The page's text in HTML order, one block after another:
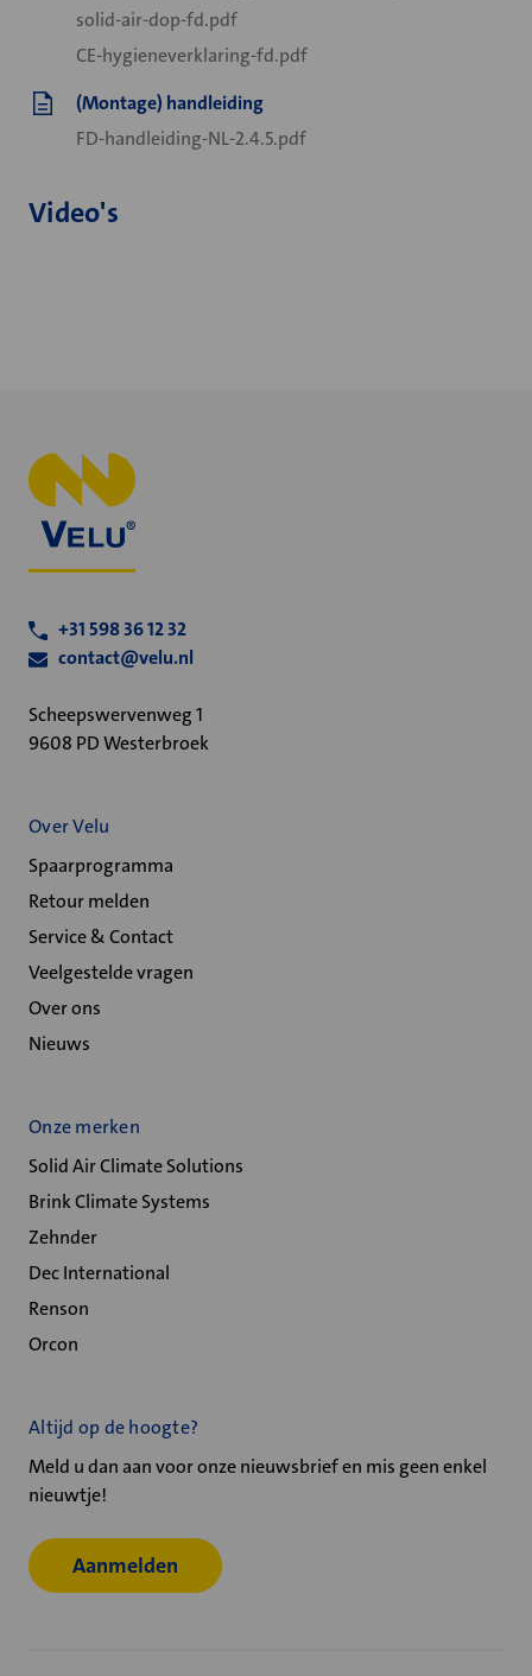
solid-air-dop-fd.pdf
CE-hygieneverklaring-fd.pdf
(Montage) handleiding
FD-handleiding-NL-2.4.5.pdf
Video's
+31 598 36 12 32
contact@velu.nl
Scheepswervenweg 1
9608 PD Westerbroek
Over Velu
Spaarprogramma
Retour melden
Service & Contact
Veelgestelde vragen
Over ons
Nieuws
Onze merken
Solid Air Climate Solutions
Brink Climate Systems
Zehnder
Dec International
Renson
Orcon
Altijd op de hoogte?
Meld u dan aan voor onze nieuwsbrief en mis geen enkel
nieuwtje!
Aanmelden